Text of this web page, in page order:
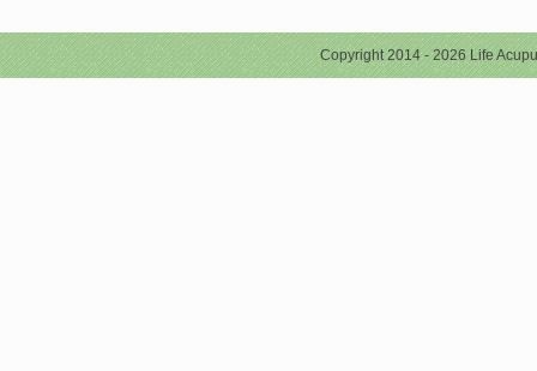
Copyright 2014 - 2026 Life